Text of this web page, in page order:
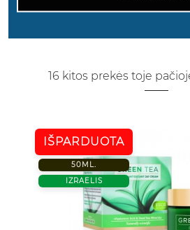
16 kitos prekės toje
IŠPARDUOTA
50ML.
IZRAELIS